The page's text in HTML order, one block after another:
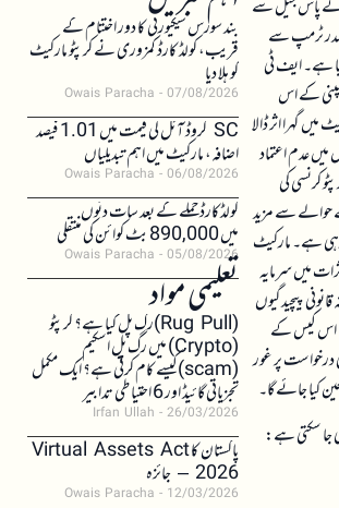
کے پاس جیل سے
صدر ٹرمپ سے
ہے۔ ایف ٹی
کے اس
گہرا اثر ڈالا
عدم اعتماد
کرنسی کی
سے مزید
ہے۔ مارکیٹ
میں سرمایہ
پیچیدگیوں
اس کیس کے
درخواست پر غور
کیا جائے گا۔
جا سکتی ہے:
بند سورس سیکیورٹی کا دور اختتام کے
قریب، کولڈ کارڈ کمزوری نے کرپٹو مارکیٹ
کو ہلا دیا
Owais Paracha 07/08/2026
SC کروڈ آئل کی قیمت میں 1.01 فیصد
اضافہ، مارکیٹ میں اہم تبدیلیاں
Owais Paracha 06/08/2026
کولڈکارڈ حملے کے بعد سات دنوں
میں 890,000 بٹ کوائن کی منتقلی
Owais Paracha 05/08/2026
تعلیمی مواد(Rug Pull)رگ پل کیا ہے؟ کرپٹو
(Crypto) میں رگ پل اسکیم
(scam)کیسے کام کرتی ہے؟ ایک مکمل
تجزیاتی گائیڈ اور 6 احتیاطی تدابیر
Irfan Ullah 26/03/2026
پاکستان کا Virtual Assets Act
2026 – جائزہ
Owais Paracha 12/03/2026